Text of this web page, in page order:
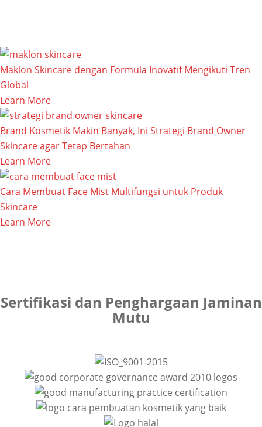
Maklon Skincare dengan Formula Inovatif Mengikuti Tren
Global
Learn More
Brand Kosmetik Makin Banyak, Ini Strategi Brand Owner
Skincare agar Tetap Bertahan
Learn More
Cara Membuat Face Mist Multifungsi untuk Produk
Skincare
Learn More
Sertifikasi dan Penghargaan Jaminan
Mutu